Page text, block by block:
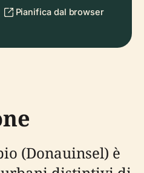
Pianifica dal browser
(Donauinsel) è